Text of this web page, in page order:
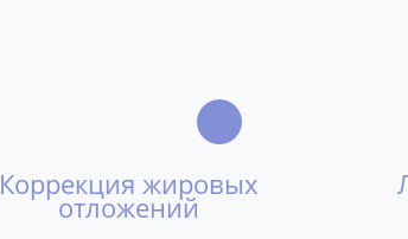
Коррекция жировых
отложений